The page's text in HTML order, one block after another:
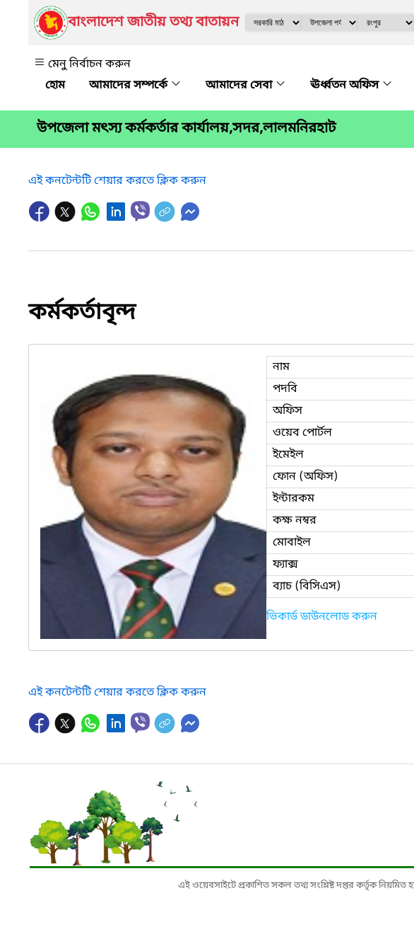
বাংলাদেশ জাতীয় তথ্য বাতায়ন
মেনু নির্বাচন করুন
আমাদের সম্পর্কে
আমাদের সেবা ঊর্ধ্বতন অফিস
উপজেলা মৎস্য কর্মকর্তার কার্যালয়,সদর,লালমনিরহাট
এই কনটেন্টটি শেয়ার করতে ক্লিক করুন
কর্মকর্তাবৃন্দ
নাম
পদবি
অফিস
ওয়েব পোর্টল
ইমেইল
ফোন (অফিস)
ইন্টারকম
কক্ষ নম্বর
মোবাইল
ফ্যাক্স
ব্যাচ (বিসিএস)
ভিকার্ড ডাউনলোড করুন
এই কনটেন্টটি শেয়ার করতে ক্লিক করুন
এই ওয়েবসাইটে প্রকাশিত সকল তথ্য সংশ্লিষ্ট দপ্তর কর্তৃক নিয়মিত